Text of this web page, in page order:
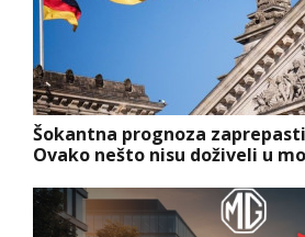
Šokantna prognoza
Ovako nešto nisu doživeli u